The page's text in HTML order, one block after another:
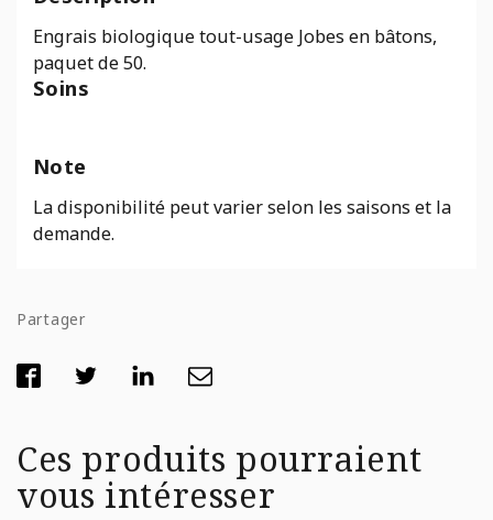
Engrais biologique tout-usage Jobes en bâtons,
paquet de 50.
Soins
Note
La disponibilité peut varier selon les saisons et la
demande.
Partager
Ces produits pourraient
vous intéresser